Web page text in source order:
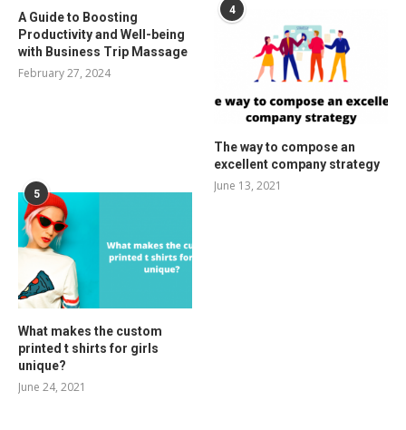
A Guide to Boosting
Productivity and Well-being
with Business Trip Massage
February 27, 2024
4
The way to compose an
excellent company strategy
June 13, 2021
5
What makes the custom
printed t shirts for girls
unique?
June 24, 2021